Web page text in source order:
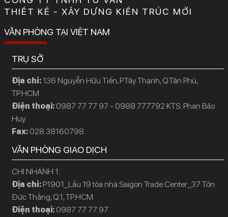
THIẾT KẾ - XÂY DỰNG KIẾN TRÚC MỚI
VĂN PHÒNG TẠI VIỆT NAM
TRỤ SỞ
Địa chỉ: 136 Nguyễn Hữu Tiến, P.Tây Thạnh, Q.Tân Phú,
TP.HCM
Điện thoại: 0987 77 77 97 - 0988 777792 KTS: Phan Bảo
Huy.
Fax: 028 38160798.
VĂN PHÒNG GIAO DỊCH
CHI NHÁNH 1:
Địa chỉ: P1901_Lầu 19 tòa nhà Saigon Trade Center_37 Tôn
Đức Thắng, Q.1, TP.HCM.
Điện thoại: 0987 77 77 97